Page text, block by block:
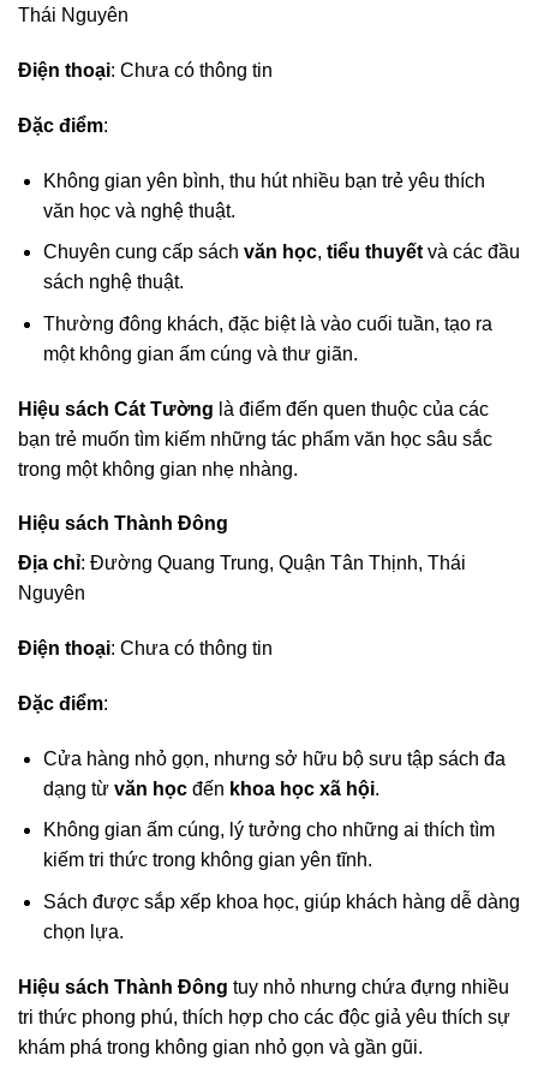
Thái Nguyên
Điện thoại: Chưa có thông tin
Đặc điểm:
Không gian yên bình, thu hút nhiều bạn trẻ yêu thích
văn học và nghệ thuật.
Chuyên cung cấp sách văn học, tiểu thuyếtvà các đầu
sách nghệ thuật.
Thường đông khách, đặc biệt là vào cuối tuần, tạo ra
một không gian ấm cúng và thư giãn.
Hiệu sách Cát Tường là điểm đến quen thuộc của các
bạn trẻ muốn tìm kiếm những tác phẩm văn học sâu sắc
trong một không gian nhẹ nhàng.
Hiệu sách Thành Đông
Địa chỉ: Đường Quang Trung, Quận Tân Thịnh, Thái
Nguyên
Điện thoại: Chưa có thông tin
Đặc điểm:
Cửa hàng nhỏ gọn, nhưng sở hữu bộ sưu tập sách đa
dạng từ văn họcđến khoa học xã hội.
Không gian ấm cúng, lý tưởng cho những ai thích tìm
kiếm tri thức trong không gian yên tĩnh.
Sách được sắp xếp khoa học, giúp khách hàng dễ dàng
chọn lựa.
Hiệu sách Thành Đông tuy nhỏ nhưng chứa đựng nhiều
tri thức phong phú, thích hợp cho các độc giả yêu thích sự
khám phá trong không gian nhỏ gọn và gần gũi.